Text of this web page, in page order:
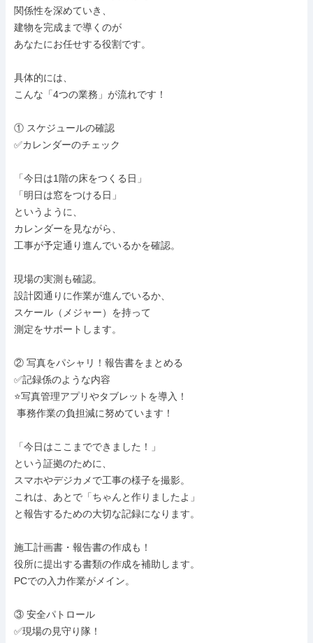
関係性を深めていき、
建物を完成まで導くのが
あなたにお任せする役割です。
具体的には、
こんな「4つの業務」が流れです！
① スケジュールの確認
✅カレンダーのチェック
「今日は1階の床をつくる日」
「明日は窓をつける日」
というように、
カレンダーを見ながら、
工事が予定通り進んでいるかを確認。
現場の実測も確認。
設計図通りに作業が進んでいるか、
スケール（メジャー）を持って
測定をサポートします。
② 写真をパシャリ！報告書をまとめる
✅記録係のような内容
⭐写真管理アプリやタブレットを導入！
「今日はここまでできました！」
という証拠のために、
スマホやデジカメで工事の様子を撮影。
これは、あとで「ちゃんと作りましたよ」
と報告するための大切な記録になります。
施工計画書・報告書の作成も！
役所に提出する書類の作成を補助します。
PCでの入力作業がメイン。
③ 安全パトロール
✅現場の見守り隊！